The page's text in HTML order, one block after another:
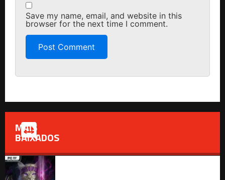
Save my name, email, and website in this
browser for the next time I comment.
MAIS
BAIXADOS